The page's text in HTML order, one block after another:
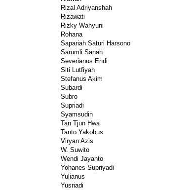
Rizal Adriyanshah
Rizawati
Rizky Wahyuni
Rohana
Sapariah Saturi Harsono
Sarumli Sanah
Severianus Endi
Siti Lutfiyah
Stefanus Akim
Subardi
Subro
Supriadi
Syamsudin
Tan Tjun Hwa
Tanto Yakobus
Viryan Azis
W. Suwito
Wendi Jayanto
Yohanes Supriyadi
Yulianus
Yusriadi